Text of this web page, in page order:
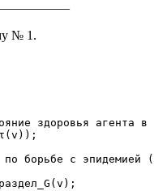
№ 1.
здоровья агента в
борьбе с эпидемией